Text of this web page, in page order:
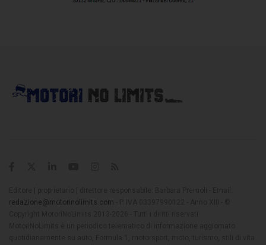
redazione@motorinolimits.com